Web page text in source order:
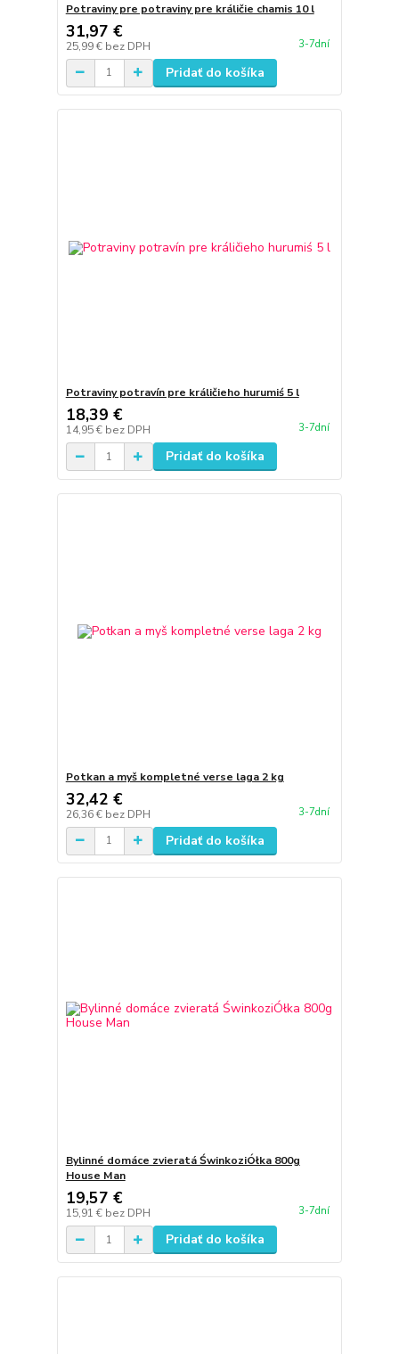
Potraviny pre potraviny pre králičie chamis 10 l
31,97 €
25,99 € bez DPH 3-7dní
Pridať do košíka
Potraviny potravín pre králičieho hurumiś 5 l
18,39 €
14,95 € bez DPH 3-7dní
Pridať do košíka
Potkan a myš kompletné verse laga 2 kg
32,42 €
26,36 € bez DPH 3-7dní
Pridať do košíka
Bylinné domáce zvieratá ŚwinkoziÓłka 800g
House Man
19,57 €
15,91 € bez DPH 3-7dní
Pridať do košíka